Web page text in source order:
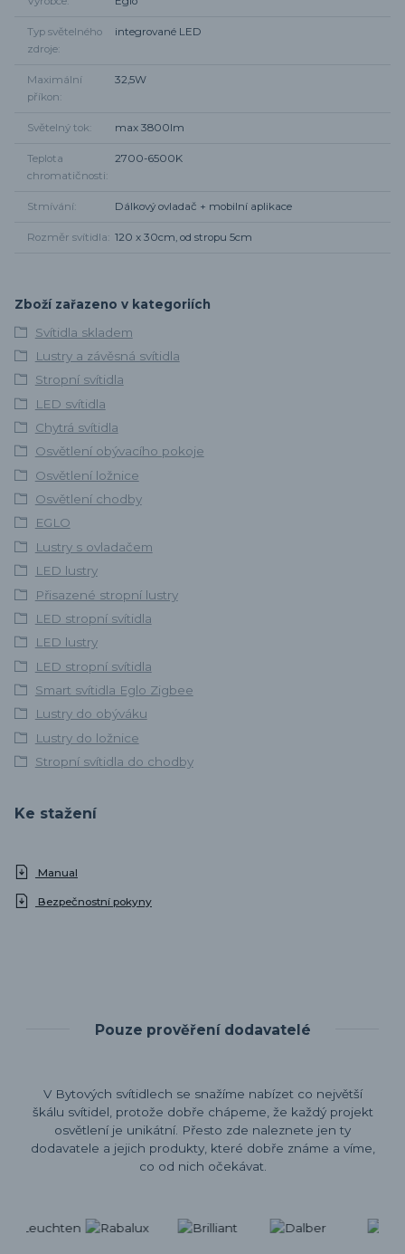
Typ světelného
zdroje
integrované LED
Maximální
příkon
32,5W
Světelný tok max 3800lm
Teplota
chromatičnosti
2700-6500K
Stmívání Dálkový ovladač + mobilní aplikace
Rozměr svítidla 120 x 30cm, od stropu 5cm
Zboží zařazeno v kategoriích
Svítidla skladem
Lustry a závěsná svítidla
Stropní svítidla
LED svítidla
Chytrá svítidla
Osvětlení obývacího pokoje
Osvětlení ložnice
Osvětlení chodby
EGLO
Lustry s ovladačem
LED lustry
Přisazené stropní lustry
LED stropní svítidla
LED lustry
LED stropní svítidla
Smart svítidla Eglo Zigbee
Lustry do obýváku
Lustry do ložnice
Stropní svítidla do chodby
Ke stažení
Manual
Bezpečnostní pokyny
Pouze prověření dodavatelé
V Bytových svítidlech se snažíme nabízet co největší
škálu svítidel, protože dobře chápeme, že každý projekt
osvětlení je unikátní. Přesto zde naleznete jen ty
dodavatele a jejich produkty, které dobře známe a víme,
co od nich očekávat.